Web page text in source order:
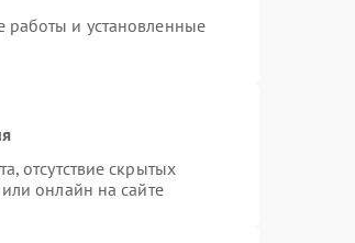
работы и установленные
отсутствие скрытых
онлайн на сайте